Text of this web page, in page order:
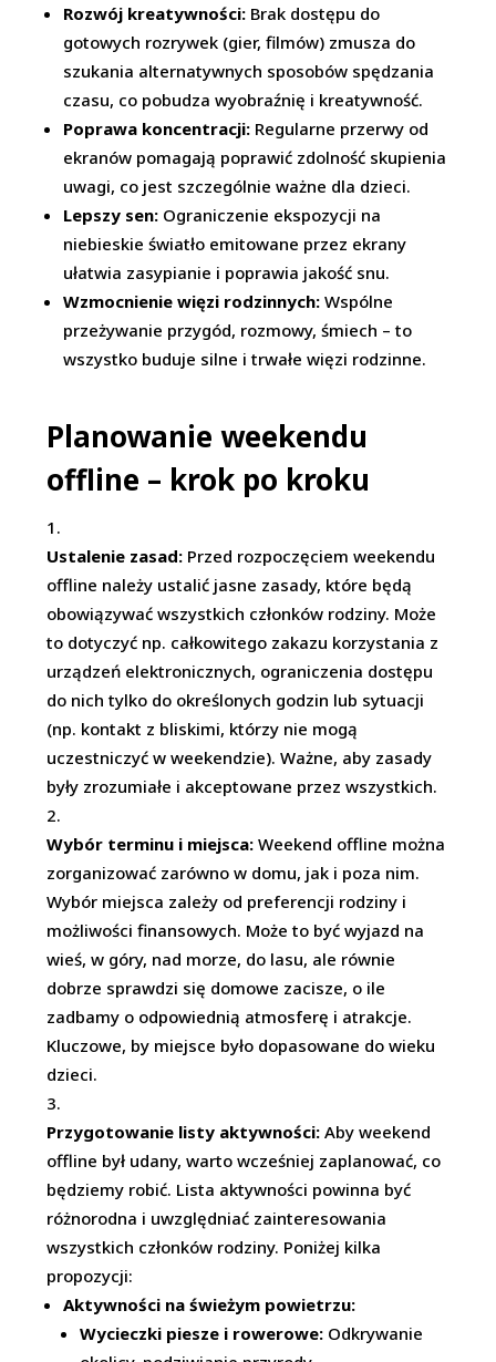
Rozwój kreatywności: Brak dostępu do
gotowych rozrywek (gier, filmów) zmusza do
szukania alternatywnych sposobów spędzania
czasu, co pobudza wyobraźnię i kreatywność.
Poprawa koncentracji: Regularne przerwy od
ekranów pomagają poprawić zdolność skupienia
uwagi, co jest szczególnie ważne dla dzieci.
Lepszy sen: Ograniczenie ekspozycji na
niebieskie światło emitowane przez ekrany
ułatwia zasypianie i poprawia jakość snu.
Wzmocnienie więzi rodzinnych: Wspólne
przeżywanie przygód, rozmowy, śmiech – to
wszystko buduje silne i trwałe więzi rodzinne.
Planowanie weekendu
offline – krok po kroku
Ustalenie zasad: Przed rozpoczęciem weekendu
offline należy ustalić jasne zasady, które będą
obowiązywać wszystkich członków rodziny. Może
to dotyczyć np. całkowitego zakazu korzystania z
urządzeń elektronicznych, ograniczenia dostępu
do nich tylko do określonych godzin lub sytuacji
(np. kontakt z bliskimi, którzy nie mogą
uczestniczyć w weekendzie). Ważne, aby zasady
były zrozumiałe i akceptowane przez wszystkich.
Wybór terminu i miejsca: Weekend offline można
zorganizować zarówno w domu, jak i poza nim.
Wybór miejsca zależy od preferencji rodziny i
możliwości finansowych. Może to być wyjazd na
wieś, w góry, nad morze, do lasu, ale równie
dobrze sprawdzi się domowe zacisze, o ile
zadbamy o odpowiednią atmosferę i atrakcje.
Kluczowe, by miejsce było dopasowane do wieku
dzieci.
Przygotowanie listy aktywności: Aby weekend
offline był udany, warto wcześniej zaplanować, co
będziemy robić. Lista aktywności powinna być
różnorodna i uwzględniać zainteresowania
wszystkich członków rodziny. Poniżej kilka
propozycji:
Aktywności na świeżym powietrzu:
Wycieczki piesze i rowerowe: Odkrywanie